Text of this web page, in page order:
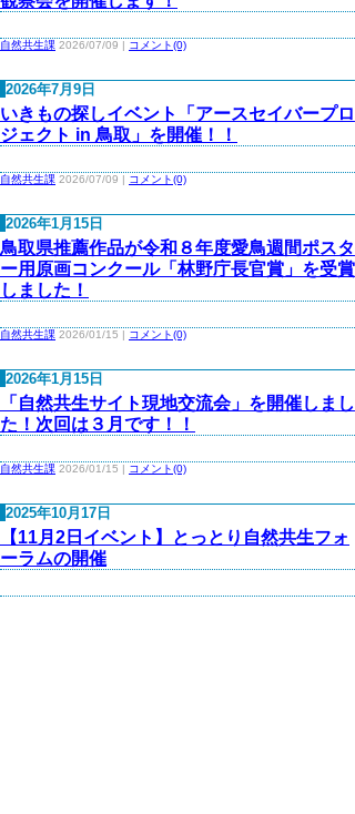
自然共生課 2026/07/09 | コメント(0)
2026年7月9日
いきもの探しイベント「アースセイバープロ
ジェクト in 鳥取」を開催！！
自然共生課 2026/07/09 | コメント(0)
2026年1月15日
鳥取県推薦作品が令和８年度愛鳥週間ポスタ
ー用原画コンクール「林野庁長官賞」を受賞
しました！
自然共生課 2026/01/15 | コメント(0)
2026年1月15日
「自然共生サイト現地交流会」を開催しまし
た！次回は３月です！！
自然共生課 2026/01/15 | コメント(0)
2025年10月17日
【11月2日イベント】とっとり自然共生フォ
ーラムの開催